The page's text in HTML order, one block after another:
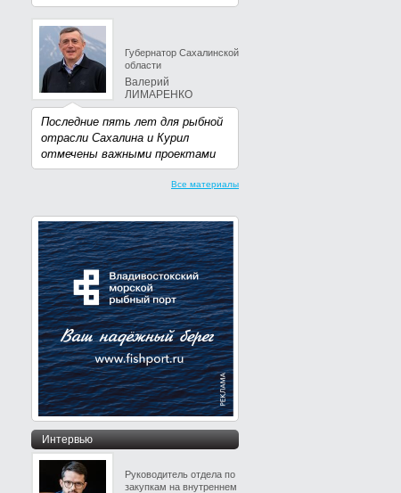
Губернатор Сахалинской
области
Валерий
ЛИМАРЕНКО
Последние пять лет для рыбной
отрасли Сахалина и Курил
отмечены важными проектами
Все материалы
Интервью
Руководитель отдела по
закупкам на внутреннем